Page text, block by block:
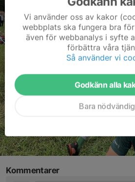
Kommentarer
Vi använder oss av kakor
webbplats ska fungera bra
även för webbanalys i syfte
förbättra våra
Så använder vi
Godkänn alla
Bara